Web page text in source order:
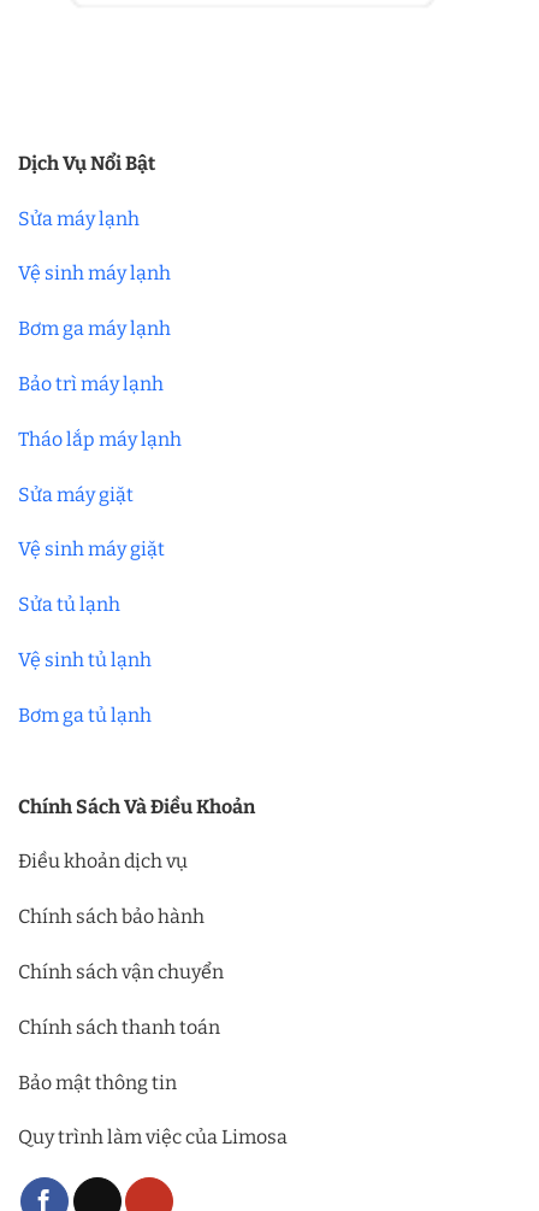
Dịch Vụ Nổi Bật
Sửa máy lạnh
Vệ sinh máy lạnh
Bơm ga máy lạnh
Bảo trì máy lạnh
Tháo lắp máy lạnh
Sửa máy giặt
Vệ sinh máy giặt
Sửa tủ lạnh
Vệ sinh tủ lạnh
Bơm ga tủ lạnh
Chính Sách Và Điều Khoản
Điều khoản dịch vụ
Chính sách bảo hành
Chính sách vận chuyển
Chính sách thanh toán
Bảo mật thông tin
Quy trình làm việc của Limosa